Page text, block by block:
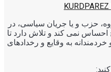
حزب و یا جریان سیاسی، در
نمی کند و تلاش دارد تا
به وقایع و رخدادهای